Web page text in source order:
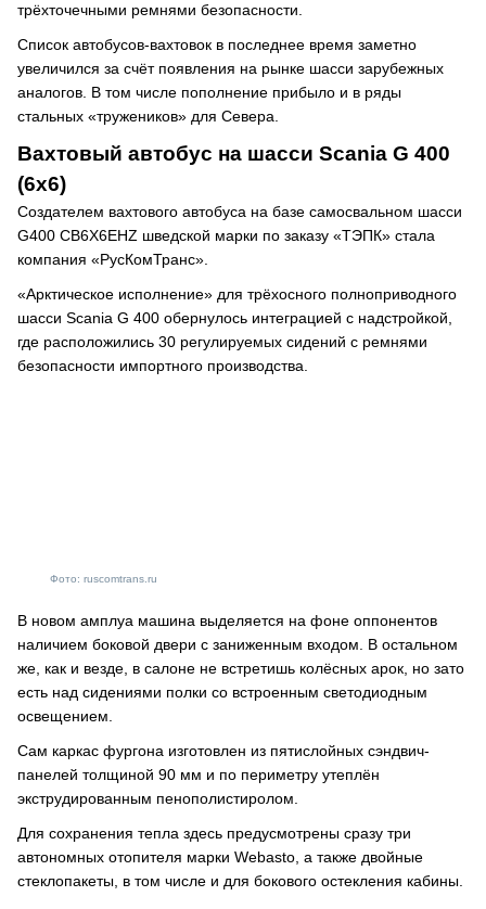
трёхточечными ремнями безопасности.
Список автобусов-вахтовок в последнее время заметно
увеличился за счёт появления на рынке шасси зарубежных
аналогов. В том числе пополнение прибыло и в ряды
стальных «тружеников» для Севера.
Вахтовый автобус на шасси Scania G 400
(6х6)
Создателем вахтового автобуса на базе самосвальном шасси
G400 CB6X6EHZ шведской марки по заказу «ТЭПК» стала
компания «РусКомТранс».
«Арктическое исполнение» для трёхосного полноприводного
шасси Scania G 400 обернулось интеграцией с надстройкой,
где расположились 30 регулируемых сидений с ремнями
безопасности импортного производства.
Фото: ruscomtrans.ru
В новом амплуа машина выделяется на фоне оппонентов
наличием боковой двери с заниженным входом. В остальном
же, как и везде, в салоне не встретишь колёсных арок, но зато
есть над сидениями полки со встроенным светодиодным
освещением.
Сам каркас фургона изготовлен из пятислойных сэндвич-
панелей толщиной 90 мм и по периметру утеплён
экструдированным пенополистиролом.
Для сохранения тепла здесь предусмотрены сразу три
автономных отопителя марки Webasto, а также двойные
стеклопакеты, в том числе и для бокового остекления кабины.